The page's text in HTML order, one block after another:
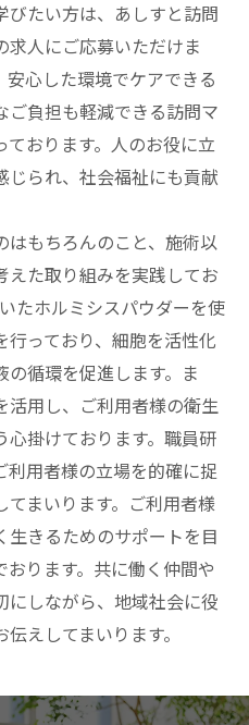
びたい方は、あしすと訪問
求人にご応募いただけま
心した環境でケアできる
ご負担も軽減できる訪問マ
おります。人のお役に立
られ、社会福祉にも貢献
もちろんのこと、施術以
た取り組みを実践してお
たホルミシスパウダーを使
っており、細胞を活性化
循環を促進します。ま
活用し、ご利用者様の衛生
掛けております。職員研
用者様の立場を的確に捉
まいります。ご利用者様
きるためのサポートを目
ります。共に働く仲間や
にしながら、地域社会に役
えしてまいります。